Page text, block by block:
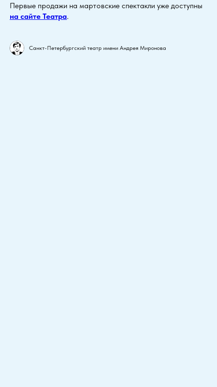
Первые продажи на мартовские спектакли уже доступны
на сайте Театра.
Санкт-Петербургский театр имени Андрея Миронова